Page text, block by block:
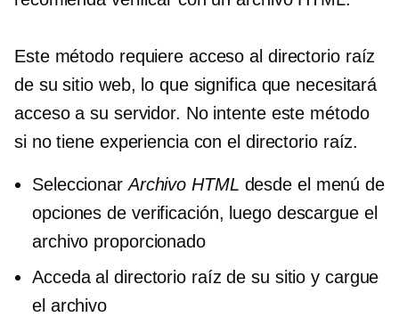
Este método requiere acceso al directorio raíz
de su sitio web, lo que significa que necesitará
acceso a su servidor. No intente este método
si no tiene experiencia con el directorio raíz.
SeleccionarArchivo HTML desde el menú de
opciones de verificación, luego descargue el
archivo proporcionado
Acceda al directorio raíz de su sitio y cargue
el archivo